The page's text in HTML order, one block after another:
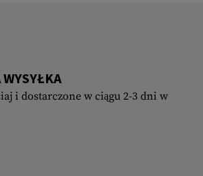
i dostarczone w ciągu 2-3 dni w